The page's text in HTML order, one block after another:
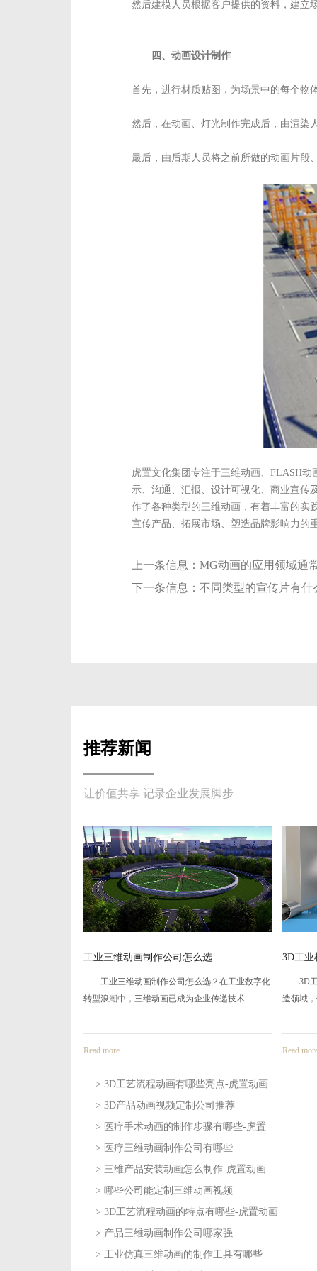
然后建模人员根据客户提供的资料，建立
四、动画设计制作
首先，进行材质贴图，为场景中的每个物
然后，在动画、灯光制作完成后，由渲染
最后，由后期人员将之前所做的动画片段
虎置文化集团专注于三维动画、FLASH
示、沟通、汇报、设计可视化、商业宣传
作了各种类型的三维动画，有着丰富的实
宣传产品、拓展市场、塑造品牌影响力的
上一条信息：MG动画的应用领域通
下一条信息：不同类型的宣传片有
推荐新闻
让价值共享 记录企业发展脚步
3D工业机械演示动画有哪些优势-
3D工业机械演示动画有哪些优势？在工业制
造领域，传统的图文说明、现场讲解早已难以
Read more
哪些公
哪些公
产品推
Read
> 3D工艺流程动画有哪些亮点-虎置动画
> 3D产品动画视频定制公司推荐
2026-08-04
> 医疗手术动画的制作步骤有哪些-虎置
> 医疗三维动画制作公司有哪些
2026-07-30
> 三维产品安装动画怎么制作-虎置动画
> 哪些公司能定制三维动画视频
2026-07-27
> 3D工艺流程动画的特点有哪些-虎置动画
> 产品三维动画制作公司哪家强
2026-07-22
> 工业仿真三维动画的制作工具有哪些